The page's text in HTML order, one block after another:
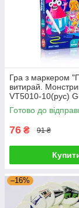
Гра з маркером
витирай.
VT5010-10(рус)
Готово до
76 ₴ 91 ₴
–16%